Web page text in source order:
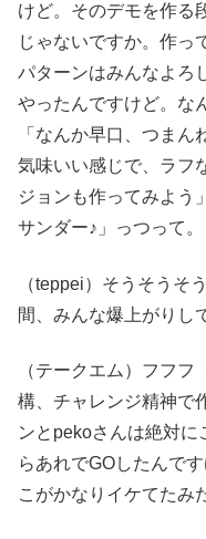
けど。そのデモを作る
じゃないですか。作っ
パターンはみんなよろ
やったんですけど。な
「なんか早口、つま
気味いい感じで、ラフ
ジョンも作ってみよう
サンダー♪」っつって。
（teppei）そうそうそ
間、みんな爆上がりし
（テークエム）フフ
構、チャレンジ精神
ンとpekoさんは絶対
らあれでGOしたんで
こがかなりイケてたみ